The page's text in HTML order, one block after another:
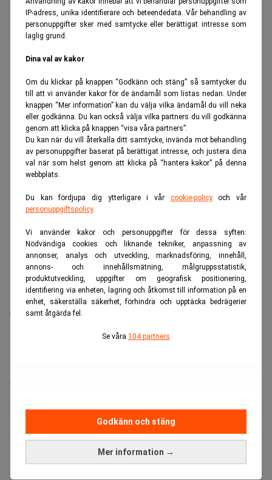
IP-adress, unika identifierare och beteendedata. Vår behandling av
personuppgifter sker med samtycke eller berättigat intresse som
laglig grund.
Dina val av kakor
Om du klickar på knappen “Godkänn och stäng” så samtycker du
till att vi använder kakor för de ändamål som listas nedan. Under
knappen “Mer information” kan du välja vilka ändamål du vill neka
eller godkänna. Du kan också välja vilka partners du vill godkänna
genom att klicka på knappen “visa våra partners”.
Du kan när du vill återkalla ditt samtycke, invända mot behandling
av personuppgifter baserat på berättigat intresse, och justera dina
val när som helst genom att klicka på “hantera kakor” på denna
webbplats.
Du kan fördjupa dig ytterligare i vår cookie-policyoch vår
personuppgiftspolicy.
Vi använder kakor och personuppgifter för dessa syften:
Nödvändiga cookies och liknande tekniker, anpassning av
annonser, analys och utveckling, marknadsföring, innehåll,
annons- och innehållsmätning, målgruppsstatistik,
produktutveckling, uppgifter om geografisk positionering,
identifiering via enheten, lagring och åtkomst till information på en
enhet, säkerställa säkerhet, förhindra och upptäcka bedrägerier
samt åtgärda fel.
Se våra 104 partners
Mer information →
Godkänn och stäng
till nivåer före pandemin
ANNONS
”Av alla ekonomier i Mellanöstern är Saudiarabiens mest
sårbar för låga oljepriser”, sade James Swanston, senior
ekonom vid Capital Economics, till
För att få budgeten att gå ihop behöver Saudiarabien enligt
Kan tvinga landet att tänka om
Om priset sjunker till 60 dollar, som det ligger på nu,
uppskattar IMF:s tidigare Saudiarabienchef
budgetunderskottet skulle landa på 62 miljarder dollar.
Detta är mer än dubbelt så mycket som det planerade
underskottet på 27 miljarder.
De ekonomiska följderna kan också påverka Saudiarabiens